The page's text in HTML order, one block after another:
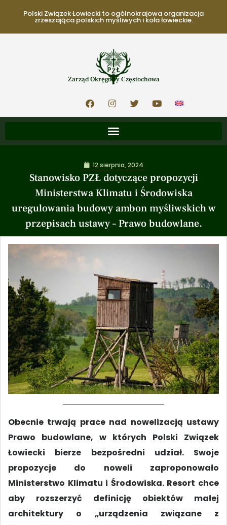
Polski Związek Łowiecki to ogólnokrajowa organizacja
zrzeszająca polskich myśliwych i koła łowieckie.
Zarząd Okręgowy Częstochowa
Stanowisko PZŁ dotyczące propozycji
Ministerstwa Klimatu i Środowiska
uregulowania budowy ambon myśliwskich w
przepisach ustawy – Prawo budowlane.
12 sierpnia, 2024
Obecnie trwają prace nad nowelizacją ustawy
Prawo budowlane, w których Polski Związek
Łowiecki bierze bezpośredni udział. Swoje
propozycje do noweli zaproponowało
Ministerstwo Klimatu i Środowiska. Resort chce
aby rozszerzyć definicję obiektów małej
architektury o „urządzenia związane z